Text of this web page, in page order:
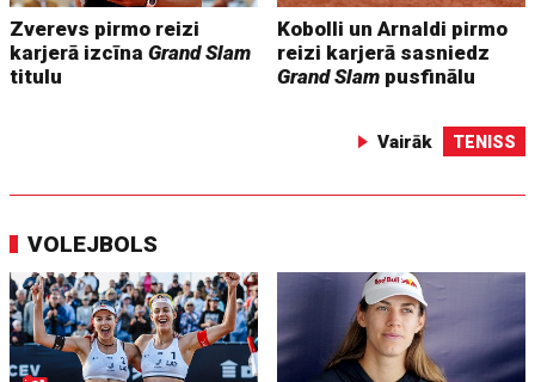
Zverevs pirmo reizi
karjerā izcīnaGrand Slam
titulu
Kobolli un Arnaldi pirmo
reizi karjerā sasniedz
Grand Slam pusfinālu
Vairāk TENISS
VOLEJBOLS